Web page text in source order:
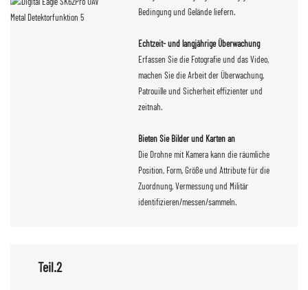
Bedingung und Gelände liefern.
Echtzeit- und langjährige Überwachung
Erfassen Sie die Fotografie und das Video,
machen Sie die Arbeit der Überwachung,
Patrouille und Sicherheit effizienter und
zeitnah.
Bieten Sie Bilder und Karten an
Die Drohne mit Kamera kann die räumliche
Position, Form, Größe und Attribute für die
Zuordnung, Vermessung und Militär
identifizieren/messen/sammeln.
Teil.2